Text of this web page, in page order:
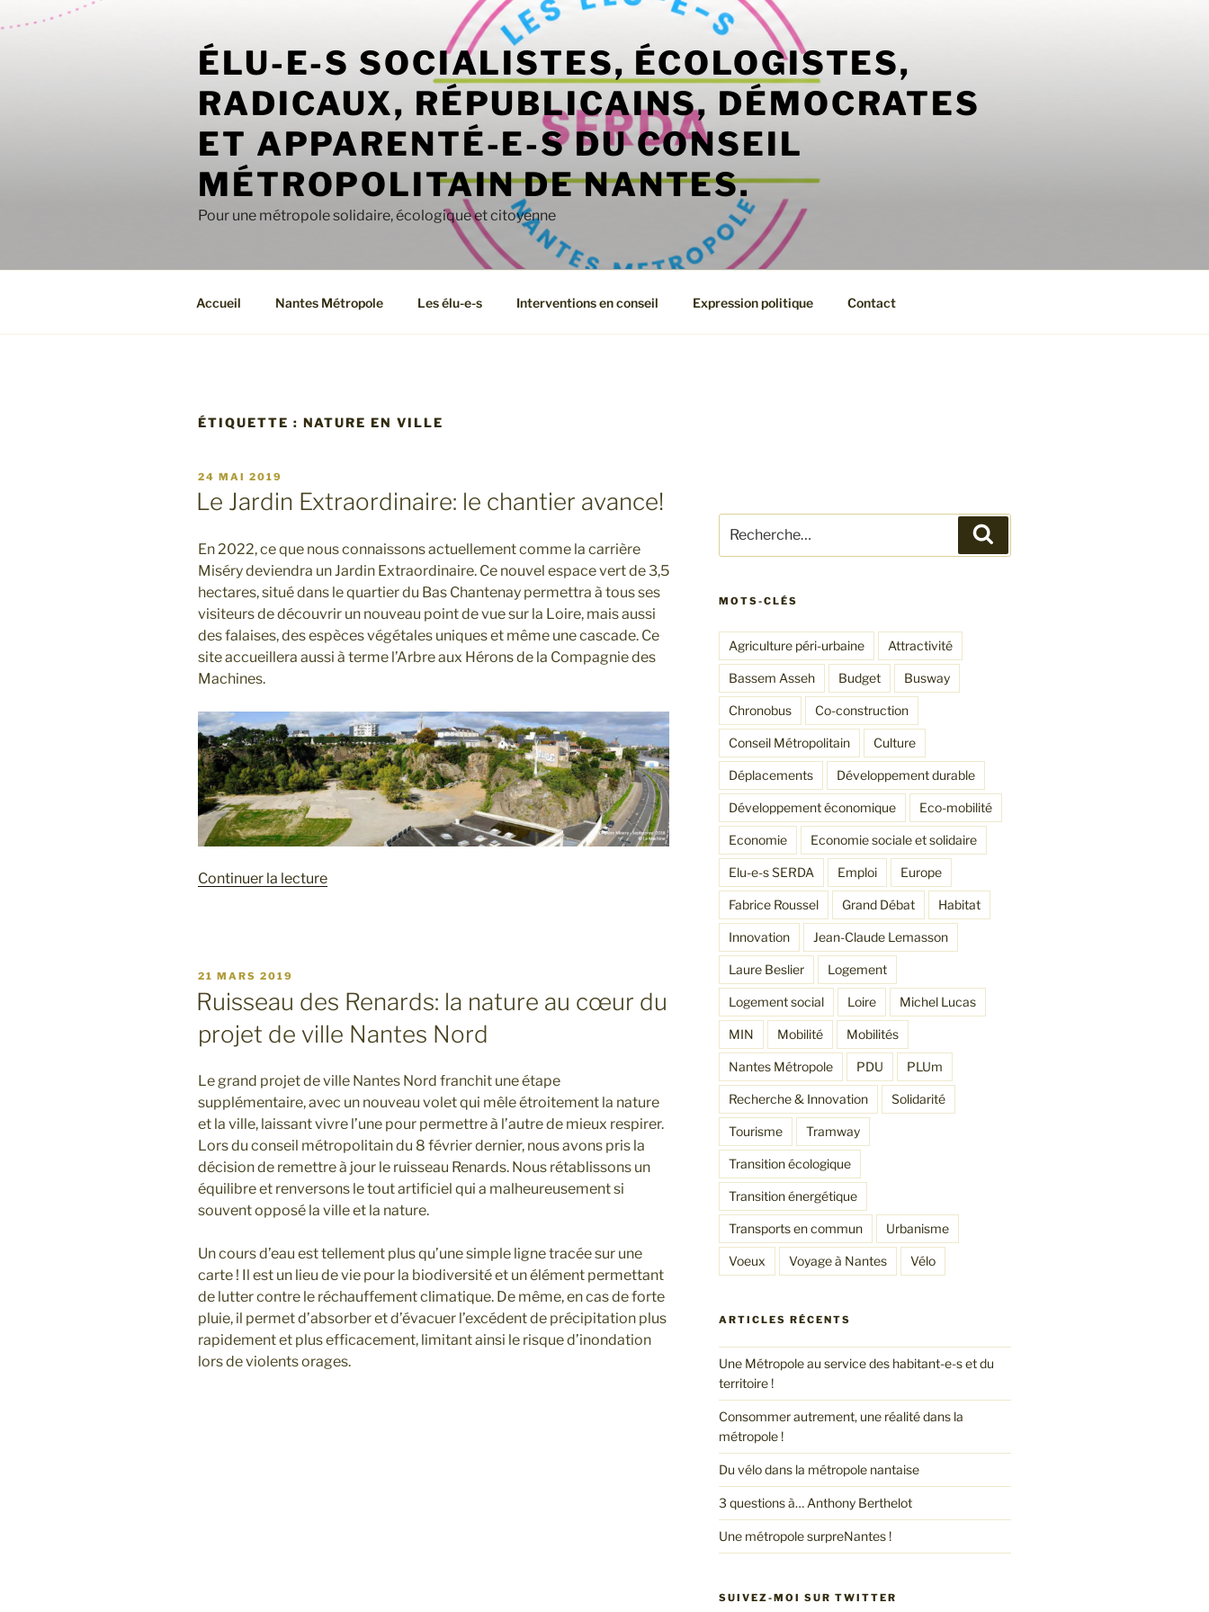
au
ÉLU-E-S SOCIALISTES, ÉCOLOGISTES,
RADICAUX, RÉPUBLICAINS, DÉMOCRATES
ET APPARENTÉ-E-S DU CONSEIL
MÉTROPOLITAIN DE NANTES.
Pour une métropole solidaire, écologique et citoyenne
Accueil Nantes Métropole Les élu-e-s Interventions en conseil Expression politique Contact
ÉTIQUETTE : NATURE EN VILLE
PUBLIÉ
LE
24 MAI 2019
Le Jardin Extraordinaire: le chantier avance!
En 2022, ce que nous connaissons actuellement comme la carrière
Miséry deviendra un Jardin Extraordinaire. Ce nouvel espace vert de 3,5
hectares, situé dans le quartier du Bas Chantenay permettra à tous ses
visiteurs de découvrir un nouveau point de vue sur la Loire, mais aussi
des falaises, des espèces végétales uniques et même une cascade. Ce
site accueillera aussi à terme l’Arbre aux Hérons de la Compagnie des
Machines.
Continuer la lecturede
avance! »
PUBLIÉ
LE
21 MARS 2019
Ruisseau des Renards: la nature au cœur du
projet de ville Nantes Nord
Le grand projet de ville Nantes Nord franchit une étape
supplémentaire, avec un nouveau volet qui mêle étroitement la nature
et la ville, laissant vivre l’une pour permettre à l’autre de mieux respirer.
Lors du conseil métropolitain du 8 février dernier, nous avons pris la
décision de remettre à jour le ruisseau Renards. Nous rétablissons un
équilibre et renversons le tout artificiel qui a malheureusement si
souvent opposé la ville et la nature.
Un cours d’eau est tellement plus qu’une simple ligne tracée sur une
carte ! Il est un lieu de vie pour la biodiversité et un élément permettant
de lutter contre le réchauffement climatique. De même, en cas de forte
pluie, il permet d’absorber et d’évacuer l’excédent de précipitation plus
rapidement et plus efficacement, limitant ainsi le risque d’inondation
lors de violents orages.
pour
:
MOTS-CLÉS
Agriculture péri-urbaine Attractivité
Bassem Asseh Budget Busway
Chronobus Co-construction
Conseil Métropolitain Culture
Déplacements Développement durable
Développement économique Eco-mobilité
Economie Economie sociale et solidaire
Elu-e-s SERDA Emploi Europe
Fabrice Roussel Grand Débat Habitat
Innovation Jean-Claude Lemasson
Laure Beslier Logement
Logement social Loire Michel Lucas
MIN Mobilité Mobilités
Nantes Métropole PDU PLUm
Recherche & Innovation Solidarité
Tourisme Tramway
Transition écologique
Transition énergétique
Transports en commun Urbanisme
Voeux Voyage à Nantes Vélo
ARTICLES RÉCENTS
Une Métropole au service des habitant-e-s et du
territoire !
Consommer autrement, une réalité dans la
métropole !
Du vélo dans la métropole nantaise
3 questions à… Anthony Berthelot
Une métropole surpreNantes !
SUIVEZ-MOI SUR TWITTER